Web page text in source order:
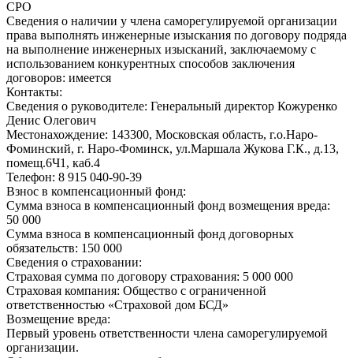
СРО
Сведения о наличии у члена саморегулируемой организации
права выполнять инженерные изыскания по договору подряда
на выполнение инженерных изысканий, заключаемому с
использованием конкурентных способов заключения
договоров: имеется
Контакты:
Сведения о руководителе: Генеральный директор Кожуренко
Денис Олегович
Местонахождение: 143300, Московская область, г.о.Наро-
Фоминский, г. Наро-Фоминск, ул.Маршала Жукова Г.К., д.13,
помещ.6Ч1, каб.4
Телефон: 8 915 040-90-39
Взнос в компенсационный фонд:
Сумма взноса в компенсационный фонд возмещения вреда:
50 000
Сумма взноса в компенсационный фонд договорных
обязательств: 150 000
Сведения о страховании:
Страховая сумма по договору страхования: 5 000 000
Страховая компания: Общество с ограниченной
ответственностью «Страховой дом БСД»
Возмещение вреда:
Первый уровень ответственности члена саморегулируемой
организации.